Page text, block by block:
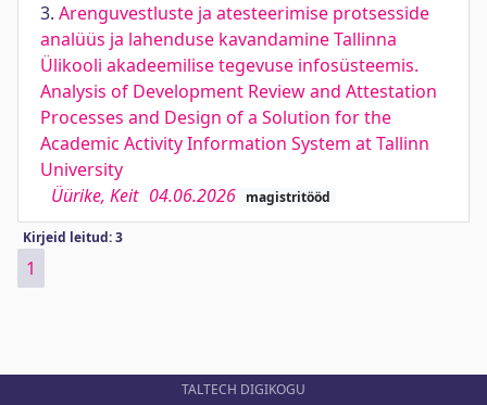
3. Arenguvestluste ja atesteerimise protsesside
analüüs ja lahenduse kavandamine Tallinna
Ülikooli akadeemilise tegevuse infosüsteemis.
Analysis of Development Review and Attestation
Processes and Design of a Solution for the
Academic Activity Information System at Tallinn
University
Üürike, Keit 04.06.2026 magistritööd
Kirjeid leitud: 3
1
TALTECH DIGIKOGU